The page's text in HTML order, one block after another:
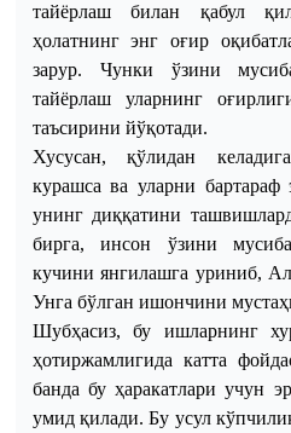
тайёрлаш билан қабул
ҳолатнинг энг оғир
зарур. Чунки ўзини
тайёрлаш уларнинг
таъсирини йўқотади.
Хусусан, қўлидан
курашса ва уларни бартараф
унинг диққатини
бирга, инсон ўзини
кучини янгилашга уриниб,
Унга бўлган ишончини
Шубҳасиз, бу ишларнинг
ҳотиржамлигида катта
банда бу ҳаракатлари учун
умид қилади. Бу усул